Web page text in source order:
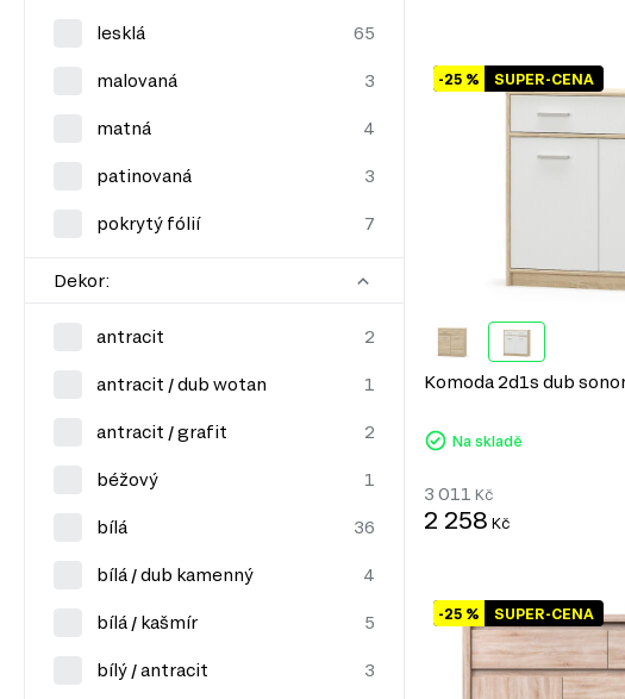
lesklá
malovaná
matná
patinovaná
pokrytý fólií
Dekor:
antracit
antracit / dub wotan
antracit / grafit
béžový
bílá
bílá / dub kamenný
bílá / kašmír
bílý / antracit
SUPER-CENA
-25 %
Komoda 2d1s dub
Na skladě
3 011 Kč
2 258 Kč
SUPER-CENA
-25 %